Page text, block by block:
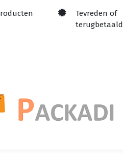
Tevreden of
terugbetaald